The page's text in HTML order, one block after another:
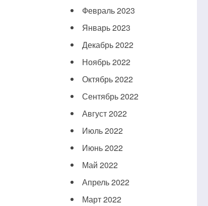
Февраль 2023
Январь 2023
Декабрь 2022
Ноябрь 2022
Октябрь 2022
Сентябрь 2022
Август 2022
Июль 2022
Июнь 2022
Май 2022
Апрель 2022
Март 2022